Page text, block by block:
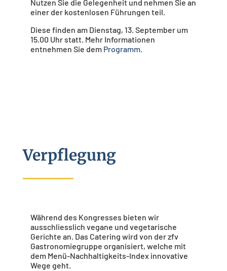
Nutzen Sie die Gelegenheit und nehmen Sie an
einer der kostenlosen Führungen teil.
Diese finden am Dienstag, 13. September um
15.00 Uhr statt. Mehr Informationen
entnehmen Sie dem Programm.
Verpflegung
Während des Kongresses bieten wir
ausschliesslich vegane und vegetarische
Gerichte an. Das Catering wird von der zfv
Gastronomiegruppe organisiert, welche mit
dem Menü-Nachhaltigkeits-Index innovative
Wege geht.